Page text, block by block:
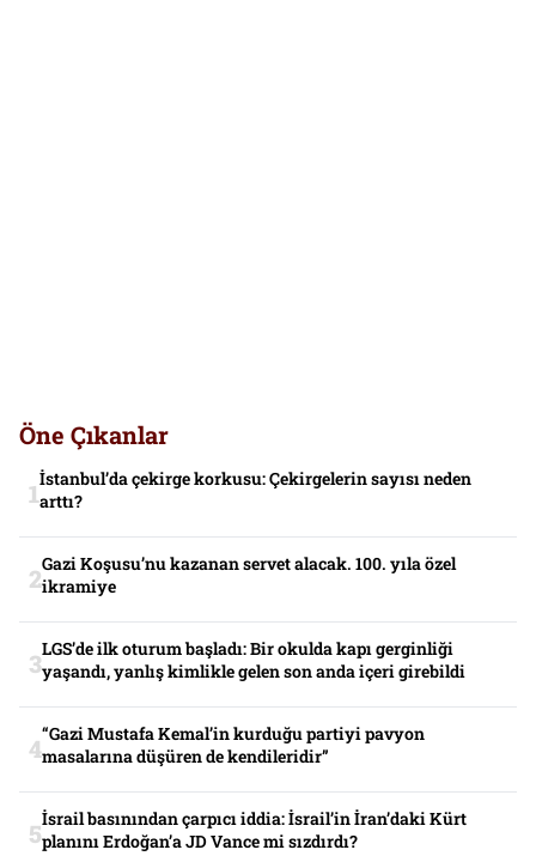
Öne Çıkanlar
İstanbul’da çekirge korkusu: Çekirgelerin sayısı neden
arttı?
Gazi Koşusu’nu kazanan servet alacak. 100. yıla özel
ikramiye
LGS’de ilk oturum başladı: Bir okulda kapı gerginliği
yaşandı, yanlış kimlikle gelen son anda içeri girebildi
“Gazi Mustafa Kemal’in kurduğu partiyi pavyon
masalarına düşüren de kendileridir”
İsrail basınından çarpıcı iddia: İsrail’in İran’daki Kürt
planını Erdoğan’a JD Vance mi sızdırdı?